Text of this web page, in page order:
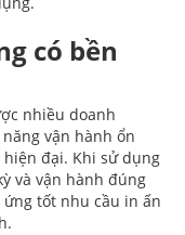
có bền
nhiều doanh
vận hành ổn
đại. Khi sử dụng
và vận hành đúng
tốt nhu cầu in ấn